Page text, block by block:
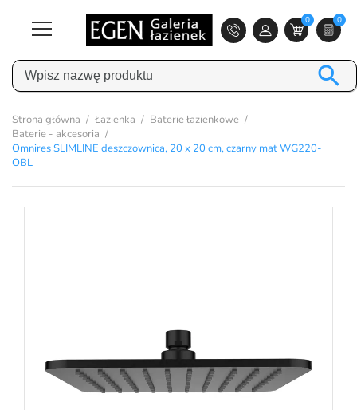
0 0

Strona główna Łazienka
Baterie łazienkowe
Baterie - akcesoria
Omnires SLIMLINE deszczownica, 20 x 20 cm, czarny mat WG220-
OBL